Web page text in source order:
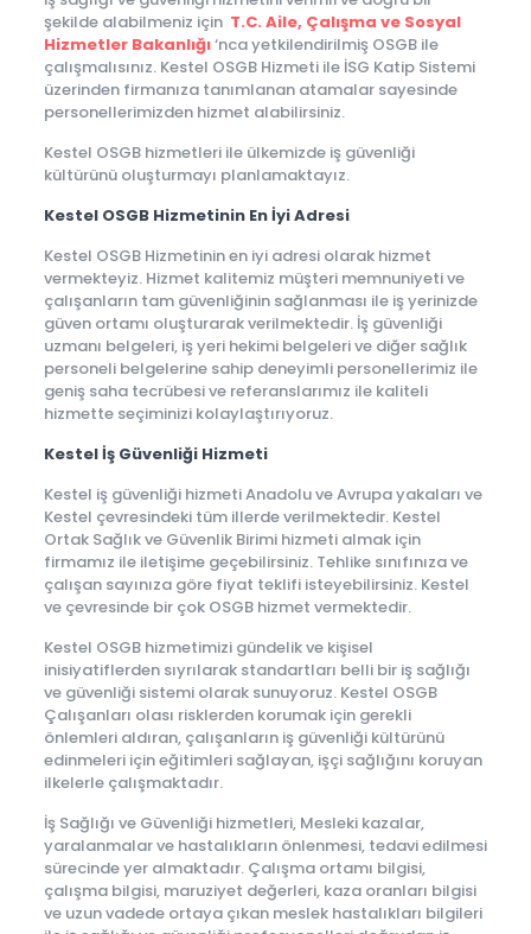
şekilde alabilmeniz için T.C. Aile, Çalışma ve Sosyal
Hizmetler Bakanlığı‘nca yetkilendirilmiş OSGB ile
çalışmalısınız. Kestel OSGB Hizmeti ile İSG Katip Sistemi
üzerinden firmanıza tanımlanan atamalar sayesinde
personellerimizden hizmet alabilirsiniz.
Kestel OSGB hizmetleri ile ülkemizde iş güvenliği
kültürünü oluşturmayı planlamaktayız.
Kestel OSGB Hizmetinin En İyi Adresi
Kestel OSGB Hizmetinin en iyi adresi olarak hizmet
vermekteyiz. Hizmet kalitemiz müşteri memnuniyeti ve
çalışanların tam güvenliğinin sağlanması ile iş yerinizde
güven ortamı oluşturarak verilmektedir. İş güvenliği
uzmanı belgeleri, iş yeri hekimi belgeleri ve diğer sağlık
personeli belgelerine sahip deneyimli personellerimiz ile
geniş saha tecrübesi ve referanslarımız ile kaliteli
hizmette seçiminizi kolaylaştırıyoruz.
Kestel İş Güvenliği Hizmeti
Kestel iş güvenliği hizmeti Anadolu ve Avrupa yakaları ve
Kestel çevresindeki tüm illerde verilmektedir. Kestel
Ortak Sağlık ve Güvenlik Birimi hizmeti almak için
firmamız ile iletişime geçebilirsiniz. Tehlike sınıfınıza ve
çalışan sayınıza göre fiyat teklifi isteyebilirsiniz. Kestel
ve çevresinde bir çok OSGB hizmet vermektedir.
Kestel OSGB hizmetimizi gündelik ve kişisel
inisiyatiflerden sıyrılarak standartları belli bir iş sağlığı
ve güvenliği sistemi olarak sunuyoruz. Kestel OSGB
Çalışanları olası risklerden korumak için gerekli
önlemleri aldıran, çalışanların iş güvenliği kültürünü
edinmeleri için eğitimleri sağlayan, işçi sağlığını koruyan
ilkelerle çalışmaktadır.
İş Sağlığı ve Güvenliği hizmetleri, Mesleki kazalar,
yaralanmalar ve hastalıkların önlenmesi, tedavi edilmesi
sürecinde yer almaktadır. Çalışma ortamı bilgisi,
çalışma bilgisi, maruziyet değerleri, kaza oranları bilgisi
ve uzun vadede ortaya çıkan meslek hastalıkları bilgileri